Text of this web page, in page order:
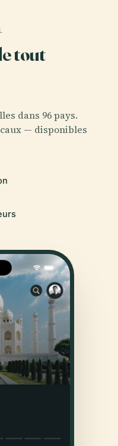
tout
dans 96 pays.
— disponibles